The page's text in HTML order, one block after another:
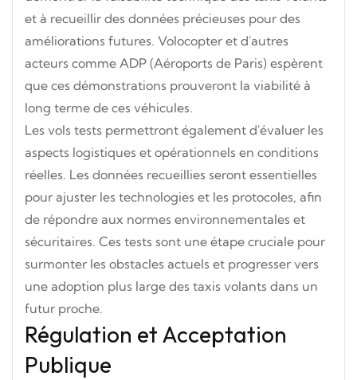
et à recueillir des données précieuses pour des
améliorations futures. Volocopter et d'autres
acteurs comme ADP (Aéroports de Paris) espèrent
que ces démonstrations prouveront la viabilité à
long terme de ces véhicules.
Les vols tests permettront également d'évaluer les
aspects logistiques et opérationnels en conditions
réelles. Les données recueillies seront essentielles
pour ajuster les technologies et les protocoles, afin
de répondre aux normes environnementales et
sécuritaires. Ces tests sont une étape cruciale pour
surmonter les obstacles actuels et progresser vers
une adoption plus large des taxis volants dans un
futur proche.
Régulation et Acceptation
Publique